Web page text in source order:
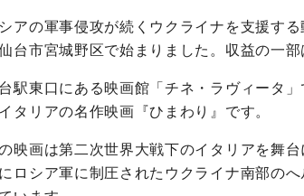
アの軍事侵攻が続くウクライナを支援す
台市宮城野区で始まりました。収益の一
駅東口にある映画館「チネ・ラヴィータ
タリアの名作映画『ひまわり』です。
映画は第二次世界大戦下のイタリアを舞
にロシア軍に制圧されたウクライナ南部の